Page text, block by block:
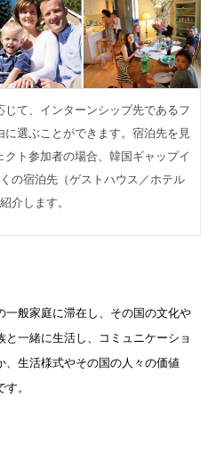
て、インターンシップ先であるフ
選ぶことができます。 宿泊先を見
ト参加者の場合、 韓国ギャップイ
の宿泊先（ゲストハウス／ホテル
介します。
一般家庭に滞在し、その国の文化や
一緒に生活し、コミュニケーショ
、生活様式やその国の人々の価値
。